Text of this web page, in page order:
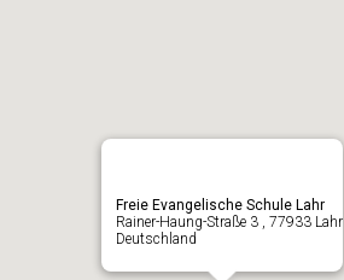
Freie Evangelische Schule Lahr
Rainer-Haung-Straße 3 , 77933 Lahr
Deutschland